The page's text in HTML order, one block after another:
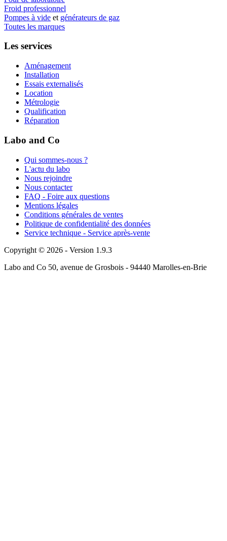
Froid professionnel
Pompes à vide et générateurs de gaz
Toutes les marques
Les services
Aménagement
Installation
Essais externalisés
Location
Métrologie
Qualification
Réparation
Labo and Co
Qui sommes-nous ?
L'actu du labo
Nous rejoindre
Nous contacter
FAQ - Foire aux questions
Mentions légales
Conditions générales de ventes
Politique de confidentialité des données
Service technique - Service après-vente
Copyright © 2026 - Version 1.9.3
Labo and Co 50, avenue de Grosbois - 94440 Marolles-en-Brie